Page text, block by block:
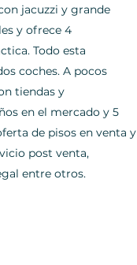
jacuzzi y grande
y ofrece 4
Todo esta
coches. A pocos
tiendas y
en el mercado y 5
de pisos en venta y
post venta,
entre otros.